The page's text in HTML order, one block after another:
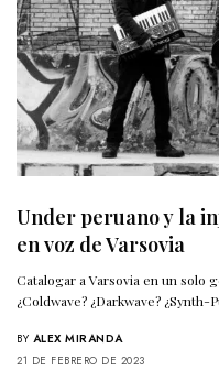
Under peruano y la
en voz de Varsovia
Catalogar a Varsovia en un solo
¿Coldwave? ¿Darkwave? ¿Synth-
BY ALEX MIRANDA
21 DE FEBRERO DE 2023